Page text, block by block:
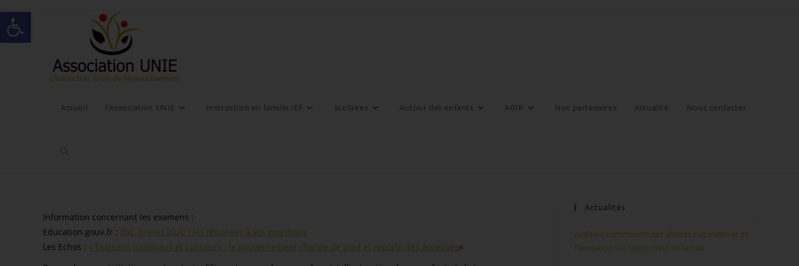
Ouvrir la barre d’outils
Accueil l’Association UNIE Instruction en famille IEF Scolaires Autour des enfants AGIR Nos partenaires Actualité Nous contacter
Information concernant les examens :
Education.gouv.fr : Bac, brevet 2020 : les réponses à vos questions
Les Echos : « Examens nationaux et concours : le gouvernement change de pied et reporte des épreuves«
Actualités
Audition commission des affaires culturelles et de
l’éducation sur l’instruction en famille